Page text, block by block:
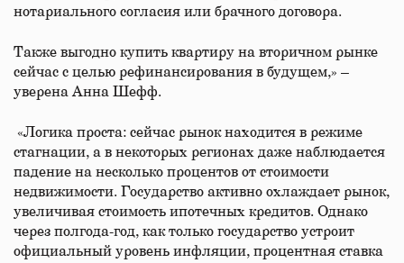
нотариального согласия или брачного договора.
Также выгодно купить квартиру на вторичном рынке
сейчас с целью рефинансирования в будущем,» –
уверена Анна Шефф.
«Логика проста: сейчас рынок находится в режиме
стагнации, а в некоторых регионах даже наблюдается
падение на несколько процентов от стоимости
недвижимости. Государство активно охлаждает рынок,
увеличивая стоимость ипотечных кредитов. Однако
через полгода-год, как только государство устроит
официальный уровень инфляции, процентная ставка